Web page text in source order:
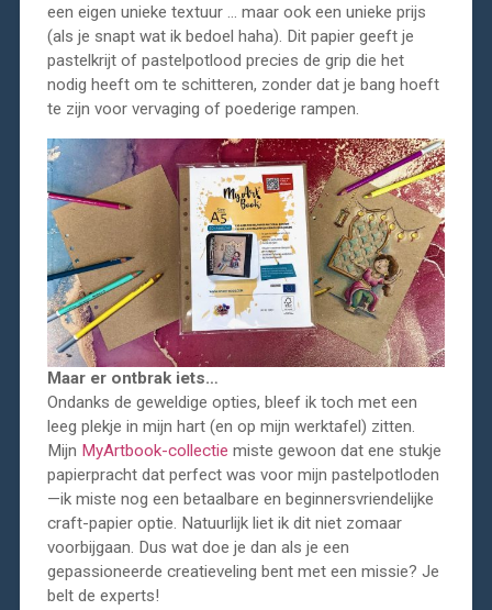
een eigen unieke textuur … maar ook een unieke prijs
(als je snapt wat ik bedoel haha). Dit papier geeft je
pastelkrijt of pastelpotlood precies de grip die het
nodig heeft om te schitteren, zonder dat je bang hoeft
te zijn voor vervaging of poederige rampen.
Maar er ontbrak iets…
Ondanks de geweldige opties, bleef ik toch met een
leeg plekje in mijn hart (en op mijn werktafel) zitten.
Mijn MyArtbook-collectie miste gewoon dat ene stukje
papierpracht dat perfect was voor mijn pastelpotloden
—ik miste nog een betaalbare en beginnersvriendelijke
craft-papier optie. Natuurlijk liet ik dit niet zomaar
voorbijgaan. Dus wat doe je dan als je een
gepassioneerde creatieveling bent met een missie? Je
belt de experts!